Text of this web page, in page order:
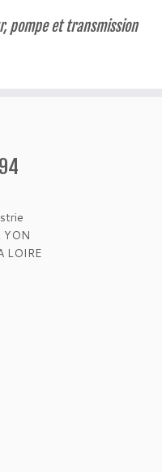
pompe et transmission
YON
LOIRE